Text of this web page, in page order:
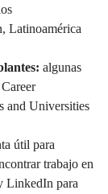
Latinoamérica
algunas
and Universities
útil para
trabajo en
LinkedIn para